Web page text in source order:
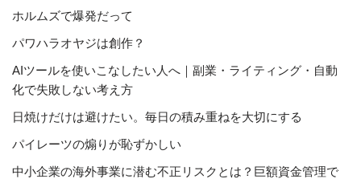
ホルムズで爆発だって
パワハラオヤジは創作？
AIツールを使いこなしたい人へ｜副業・ライティング・自動
化で失敗しない考え方
日焼けだけは避けたい。毎日の積み重ねを大切にする
パイレーツの煽りが恥ずかしい
中小企業の海外事業に潜む不正リスクとは？巨額資金管理で